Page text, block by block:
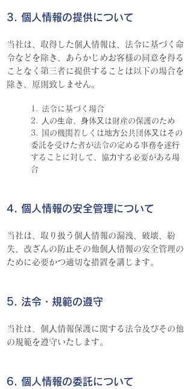
3. 個人情報の提供について
当社は、取得した個⼈ 情報は、法令に基づく命
令などを除き、あらかじめお客様の同意を得る
ことなく第三者に提供することは以下の場合を
除き、原則致しません。
1. 法令に基づく場合
2. ⼈の⽣命、⾝体⼜は財産の保護のため
3. 国の機関若しくは地⽅公共団体⼜はその
委託を受けた者が法令の定める事務を遂⾏
することに対して、協⼒する必要がある場
合
4. 個人情報の安全管理について
当社は、取り扱う個⼈情報の漏洩、破壊、紛
失、改ざんの防⽌その他個⼈情報の安全管理の
ために必要かつ適切な措置を講じます。
5. 法令・規範の遵守
当社は、個⼈情報保護に関する法令及びその他
の規範を遵守いたします。
6. 個人情報の委託について